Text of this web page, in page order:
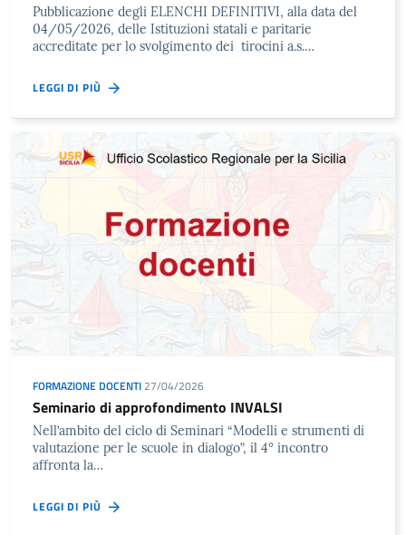
Pubblicazione degli ELENCHI DEFINITIVI, alla data del
04/05/2026, delle Istituzioni statali e paritarie
accreditate per lo svolgimento dei tirocini a.s.…
LEGGI DI PIÙ
FORMAZIONE DOCENTI 27/04/2026
Seminario di approfondimento INVALSI
Nell’ambito del ciclo di Seminari “Modelli e strumenti di
valutazione per le scuole in dialogo”, il 4° incontro
affronta la…
LEGGI DI PIÙ